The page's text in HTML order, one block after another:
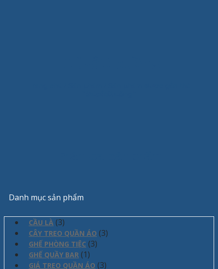
Danh mục sản phẩm
CẦU LÀ (3)
CÂY TREO QUẦN ÁO (3)
GHẾ PHÒNG TIỆC (3)
GHẾ QUẦY BAR (1)
GIÁ TREO QUẦN ÁO (3)